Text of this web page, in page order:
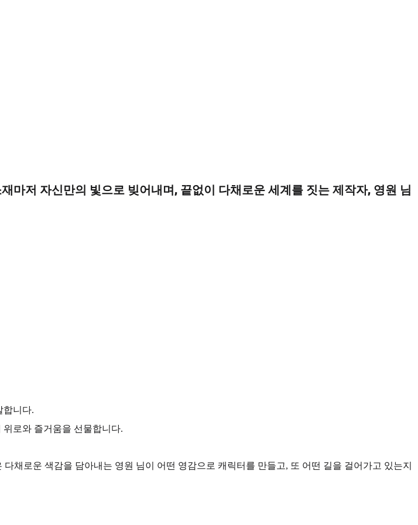
마저 자신만의 빛으로 빚어내며, 끝없이 다채로운 세계를 짓는 제작자, 영원 님
합니다.
로와 즐거움을 선물합니다.
채로운 색감을 담아내는 영원 님이 어떤 영감으로 캐릭터를 만들고, 또 어떤 길을 걸어가고 있는지